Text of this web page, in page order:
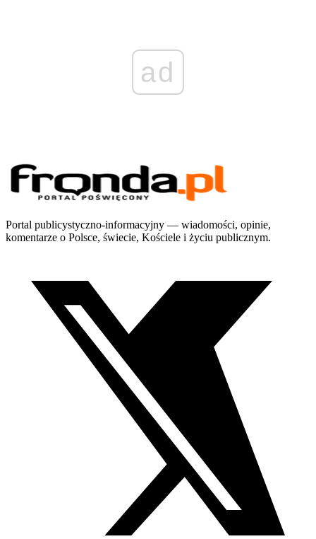
ad
Portal publicystyczno-informacyjny — wiadomości, opinie,
komentarze o Polsce, świecie, Kościele i życiu publicznym.